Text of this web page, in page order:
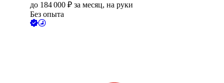
до 184 000 ₽ за месяц, на руки
Без опыта